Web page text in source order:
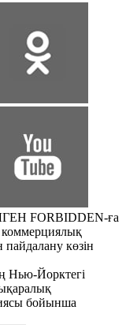
FORBIDDEN-ға
коммерциялық
көзін
Йорктегі
бойынша